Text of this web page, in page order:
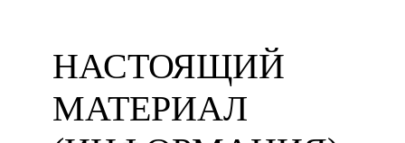
НАСТОЯЩИЙ
МАТЕРИАЛ